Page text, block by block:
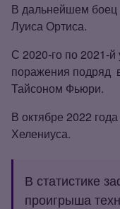
В дальнейшем боец
Луиса Ортиса.
С 2020‑го по
поражения подряд
Тайсоном Фьюри.
В октябре 2022
Хелениуса.
В статистике
проигрыша